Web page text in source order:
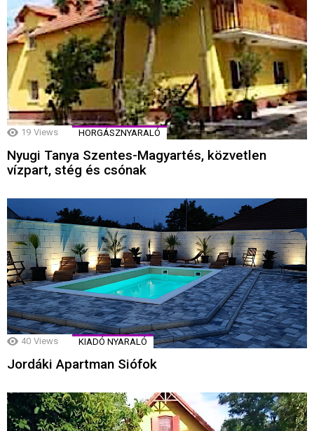
19 Views HORGÁSZNYARALÓ
Nyugi Tanya Szentes-Magyartés, közvetlen
vízpart, stég és csónak
40 Views KIADÓ NYARALÓ
Jordáki Apartman Siófok